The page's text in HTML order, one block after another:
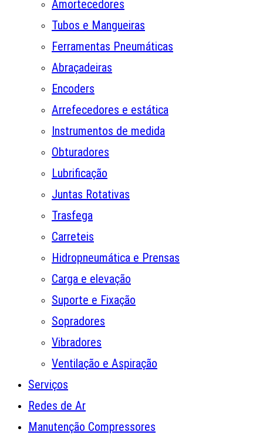
Amortecedores
Tubos e Mangueiras
Ferramentas Pneumáticas
Abraçadeiras
Encoders
Arrefecedores e estática
Instrumentos de medida
Obturadores
Lubrificação
Juntas Rotativas
Trasfega
Carreteis
Hidropneumática e Prensas
Carga e elevação
Suporte e Fixação
Sopradores
Vibradores
Ventilação e Aspiração
Serviços
Redes de Ar
Manutenção Compressores